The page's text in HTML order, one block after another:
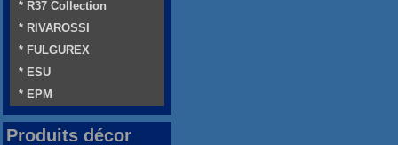
* R37 Collection
* RIVAROSSI
* FULGUREX
* ESU
* EPM
Produits décor